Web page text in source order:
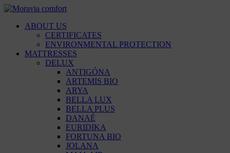
ABOUT US
CERTIFICATES
ENVIRONMENTAL PROTECTION
MATTRESSES
DELUX
ANTIGÓNA
ARTEMIS BIO
ARYA
BELLA LUX
BELLA PLUS
DANAÉ
EURIDIKA
FORTUNA BIO
JOLANA